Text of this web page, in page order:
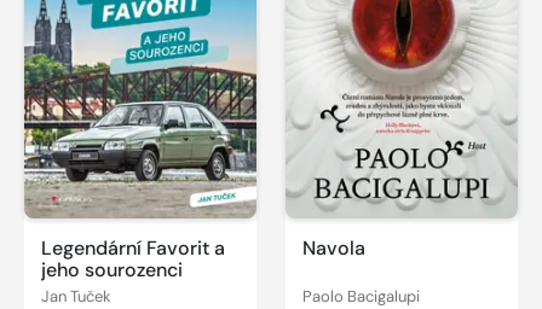
Legendární Favorit a
jeho sourozenci
Jan Tuček
Navola
Paolo Bacigalupi